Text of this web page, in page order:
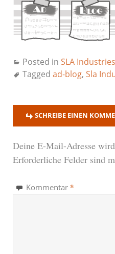
Posted in SLA Industries
Tagged ad-blog, Sla
SCHREIBE EINEN
Deine E-Mail-Adresse
Erforderliche Felder sind
Kommentar *